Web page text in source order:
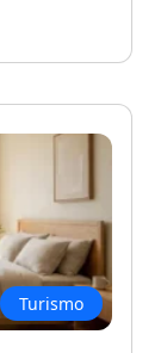
Turismo